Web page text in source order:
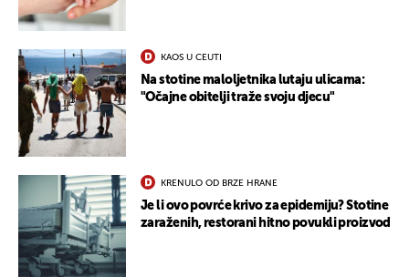
KAOS U CEUTI
Na stotine maloljetnika lutaju ulicama:
"Očajne obitelji traže svoju djecu"
KRENULO OD BRZE HRANE
Je li ovo povrće krivo za epidemiju? Stotine
zaraženih, restorani hitno povukli proizvod